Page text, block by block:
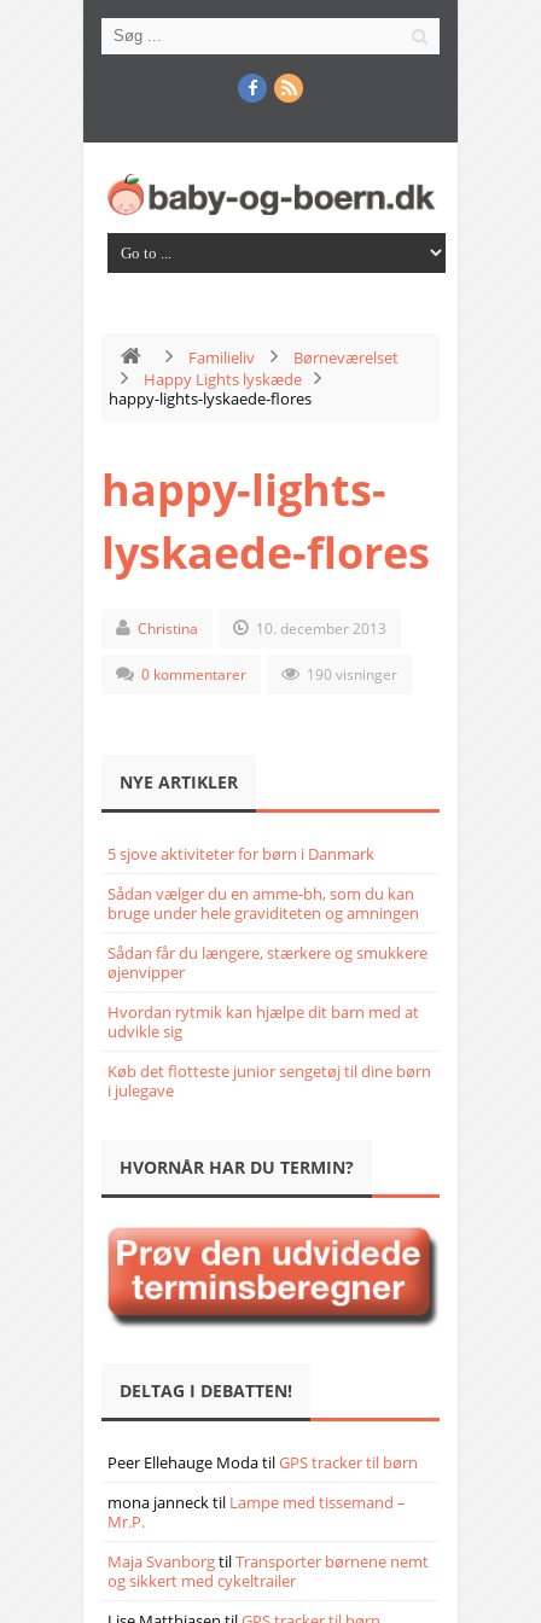
Familieliv
Børneværelset
Happy Lights lyskæde
happy-lights-lyskaede-flores
happy-lights-
lyskaede-flores
Christina 10. december 2013
0 kommentarer 190 visninger
NYE ARTIKLER
5 sjove aktiviteter for børn i Danmark
Sådan vælger du en amme-bh, som du kan
bruge under hele graviditeten og amningen
Sådan får du længere, stærkere og smukkere
øjenvipper
Hvordan rytmik kan hjælpe dit barn med at
udvikle sig
Køb det flotteste junior sengetøj til dine børn
i julegave
HVORNÅR HAR DU TERMIN?
DELTAG I DEBATTEN!
Peer Ellehauge ModatilGPS tracker til børn
mona jannecktil Lampe med tissemand –
Mr.P.
Maja SvanborgtilTransporter børnene nemt
og sikkert med cykeltrailer